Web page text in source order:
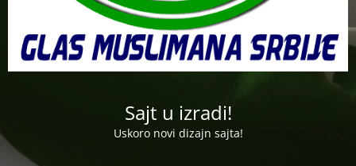
Sajt u izradi!
Uskoro novi dizajn sajta!